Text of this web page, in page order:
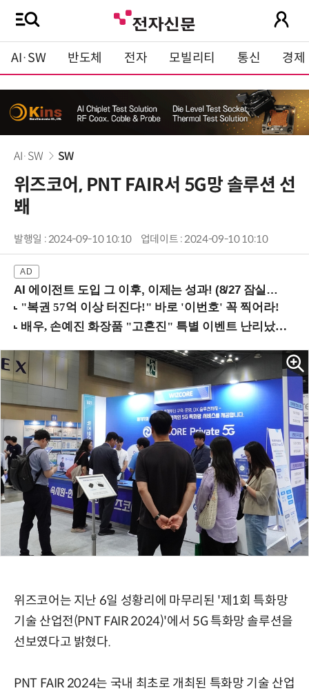
AI·SW 반도체 전자 모빌리티 통신 경제
AI·SW SW
위즈코어, PNT FAIR서 5G망 솔루션 선
봬
발행일 : 2024-09-10 10:10 업데이트 : 2024-09-10 10:10
AI 에이전트 도입 그 이후, 이제는 성과! (8/27 잠실역)
위즈코어는 지난 6일 성황리에 마무리된 '제1회 특화망
기술 산업전(PNT FAIR 2024)'에서 5G 특화망 솔루션을
선보였다고 밝혔다.
PNT FAIR 2024는 국내 최초로 개최된 특화망 기술 산업